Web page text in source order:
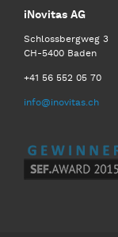
iNovitas AG
Schlossbergweg 3
CH-5400 Baden
+41 56 552 05 70
info@inovitas.ch